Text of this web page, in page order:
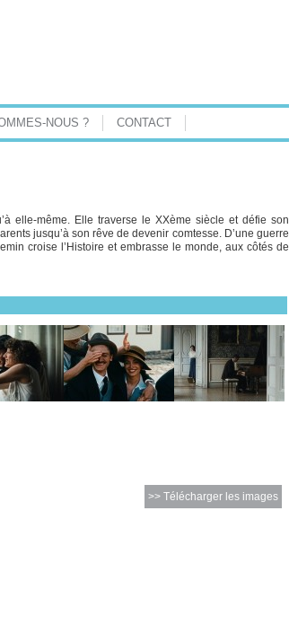
NOUS ? CONTACT
elle-même. Elle traverse le XXème siècle et défie son
jusqu’à son rêve de devenir comtesse. D’une guerre
croise l’Histoire et embrasse le monde, aux côtés de
>> Télécharger les images